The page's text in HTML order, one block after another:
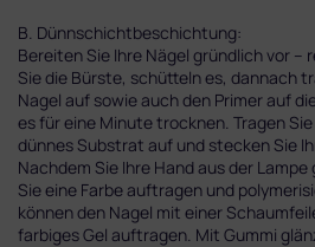
B. Dünnschichtbeschichtung:
Bereiten Sie Ihre Nägel gründlich vor –
Sie die Bürste, schütteln es, dannach
Nagel auf sowie auch den Primer auf
es für eine Minute trocknen. Tragen
dünnes Substrat auf und stecken Sie
Nachdem Sie Ihre Hand aus der
Sie eine Farbe auftragen und
können den Nagel mit einer
farbiges Gel auftragen. Mit Gummi